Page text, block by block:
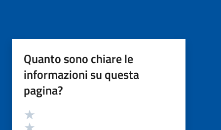
Quanto sono chiare le
informazioni su questa
pagina?
Valutazione